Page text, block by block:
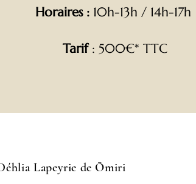
Horaires :10h-13h / 14h-17h
Tarif: 500€* TTC
Lapeyrie de Ōmiri